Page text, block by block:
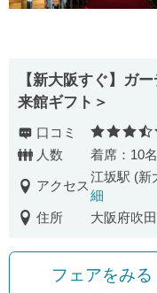
【新大阪すぐ】ガ
来館ギフト＞
口コミ
人数
着席：10
アクセス
江坂駅 (新
細
住所
大阪府吹
フェアをみる